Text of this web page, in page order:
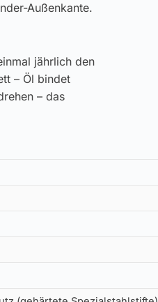
Außenkante.
jährlich den
– Öl bindet
– das